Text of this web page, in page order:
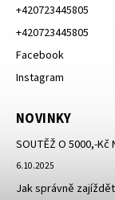
+420723445805
+420723445805
Facebook
Instagram
NOVINKY
SOUTĚŽ O 5000,-Kč
6.10.2025
Jak správně